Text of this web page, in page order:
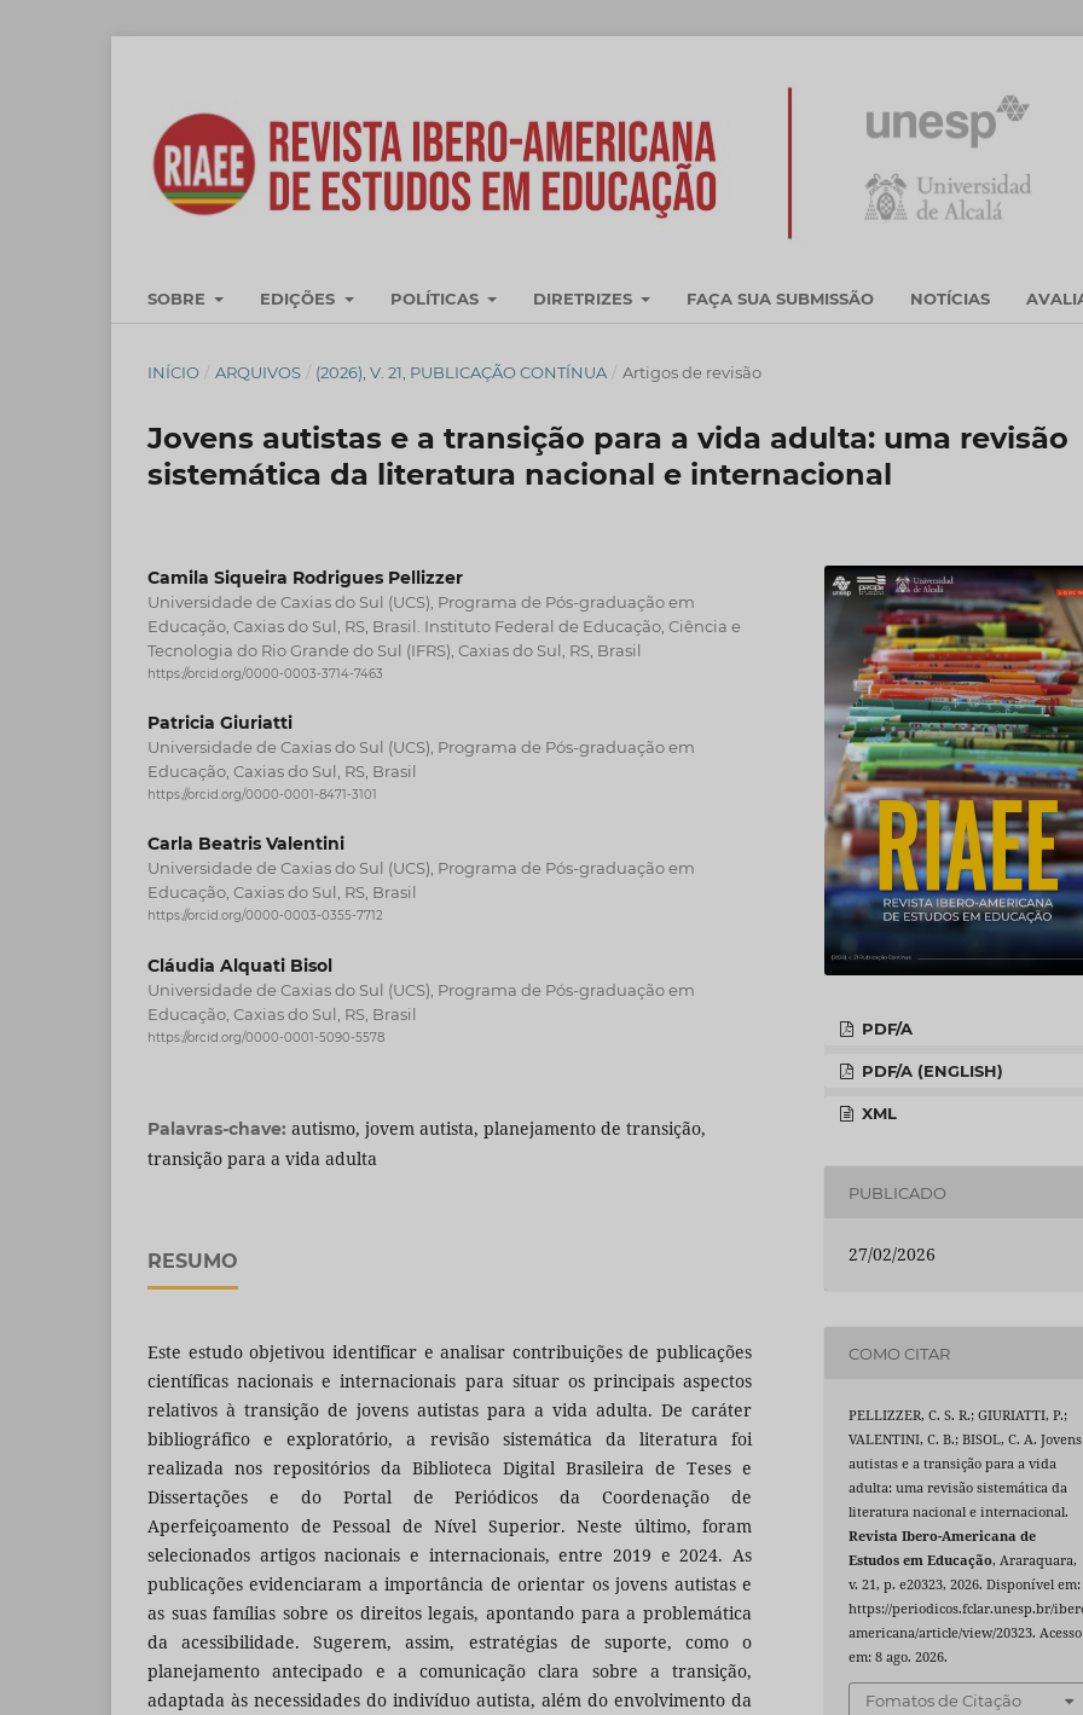
SOBRE EDIÇÕES POLÍTICAS DIRETRIZES FAÇA SUA SUBMISSÃO NOTÍCIAS
INÍCIO / ARQUIVOS / (2026), V. 21, PUBLICAÇÃO CONTÍNUA / Artigos de revisão
Jovens autistas e a transição para a vida adulta: uma revisão
sistemática da literatura nacional e internacional
Camila Siqueira Rodrigues Pellizzer
Universidade de Caxias do Sul (UCS), Programa de Pós-graduação em
Educação, Caxias do Sul, RS, Brasil. Instituto Federal de Educação, Ciência e
Tecnologia do Rio Grande do Sul (IFRS), Caxias do Sul, RS, Brasil
https://orcid.org/0000-0003-3714-7463
Patricia Giuriatti
Universidade de Caxias do Sul (UCS), Programa de Pós-graduação em
Educação, Caxias do Sul, RS, Brasil
https://orcid.org/0000-0001-8471-3101
Carla Beatris Valentini
Universidade de Caxias do Sul (UCS), Programa de Pós-graduação em
Educação, Caxias do Sul, RS, Brasil
https://orcid.org/0000-0003-0355-7712
Cláudia Alquati Bisol
Universidade de Caxias do Sul (UCS), Programa de Pós-graduação em
Educação, Caxias do Sul, RS, Brasil
https://orcid.org/0000-0001-5090-5578
Palavras-chave: autismo, jovem autista, planejamento de transição,
transição para a vida adulta
RESUMO
Este estudo objetivou identificar e analisar contribuições de publicações
científicas nacionais e internacionais para situar os principais aspectos
relativos à transição de jovens autistas para a vida adulta. De caráter
bibliográfico e exploratório, a revisão sistemática da literatura foi
realizada nos repositórios da Biblioteca Digital Brasileira de Teses e
Dissertações e do Portal de Periódicos da Coordenação de
Aperfeiçoamento de Pessoal de Nível Superior. Neste último, foram
selecionados artigos nacionais e internacionais, entre 2019 e 2024. As
publicações evidenciaram a importância de orientar os jovens autistas e
as suas famílias sobre os direitos legais, apontando para a problemática
da acessibilidade. Sugerem, assim, estratégias de suporte, como o
planejamento antecipado e a comunicação clara sobre a transição,
adaptada às necessidades do indivíduo autista, além do envolvimento da
PDF/A
PDF/A (ENGLISH)
XML
PUBLICADO
27/02/2026
COMO CITAR
PELLIZZER, C. S. R.; GIURIATTI, P.;
VALENTINI, C. B.; BISOL, C. A. Jovens
autistas e a transição para a vida
adulta: uma revisão sistemática da
literatura nacional e internacional.
Revista Ibero-Americana de
Estudos em Educação, Araraquara,
v. 21, p. e20323, 2026. Disponível em:
https://periodicos.fclar.unesp.br/
americana/article/view/20323. Acesso
em: 8 ago. 2026.
Fomatos de Citação